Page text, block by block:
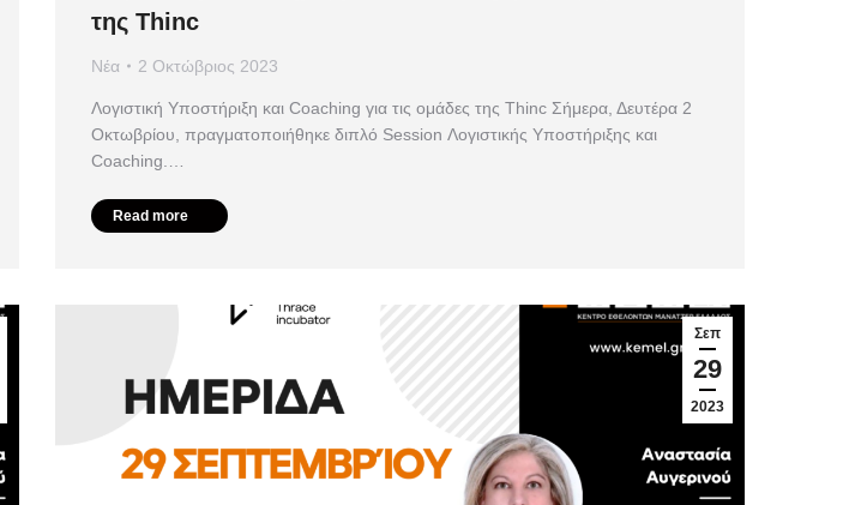
της Thinc
Νέα 2 Οκτώβριος 2023
Λογιστική Υποστήριξη και Coaching για τις ομάδες της Thinc Σήμερα, Δευτέρα 2
Οκτωβρίου, πραγματοποιήθηκε διπλό Session Λογιστικής Υποστήριξης και
Coaching.…
Read more
Σεπ
29
2023